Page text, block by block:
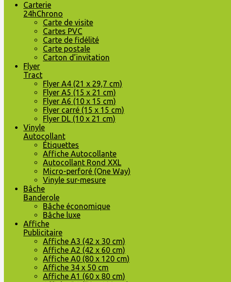
Carterie
24hChrono
Carte de visite
Cartes PVC
Carte de fidélité
Carte postale
Carton d’invitation
Flyer
Tract
Flyer A4 (21 x 29,7 cm)
Flyer A5 (15 x 21 cm)
Flyer A6 (10 x 15 cm)
Flyer carré (15 x 15 cm)
Flyer DL (10 x 21 cm)
Vinyle
Autocollant
Étiquettes
Affiche Autocollante
Autocollant Rond XXL
Micro-perforé (One Way)
Vinyle sur-mesure
Bâche
Banderole
Bâche économique
Bâche luxe
Affiche
Publicitaire
Affiche A3 (42 x 30 cm)
Affiche A2 (42 x 60 cm)
Affiche A0 (80 x 120 cm)
Affiche 34 x 50 cm
Affiche A1 (60 x 80 cm)